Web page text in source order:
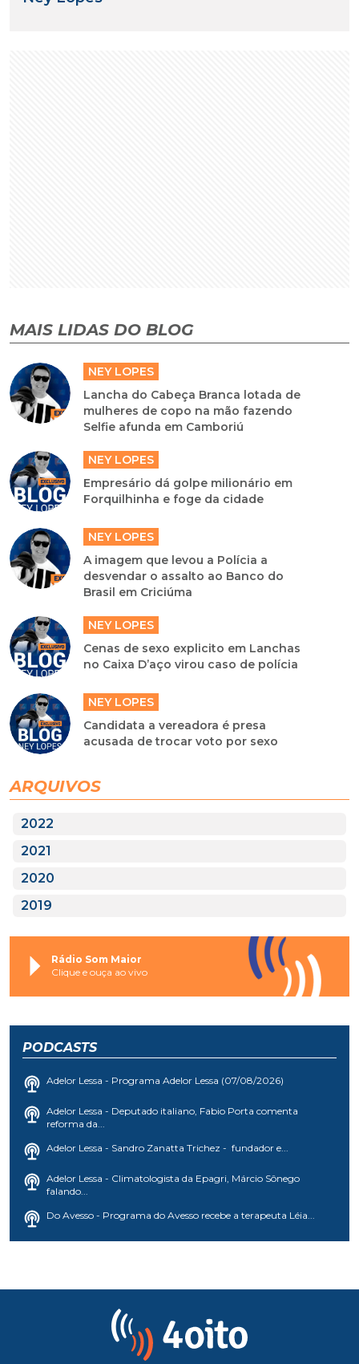
MAIS LIDAS DO BLOG
NEY LOPES
Lancha do Cabeça Branca lotada de
mulheres de copo na mão fazendo
Selfie afunda em Camboriú
NEY LOPES
Empresário dá golpe milionário em
Forquilhinha e foge da cidade
NEY LOPES
A imagem que levou a Polícia a
desvendar o assalto ao Banco do
Brasil em Criciúma
NEY LOPES
Cenas de sexo explicito em Lanchas
no Caixa D’aço virou caso de polícia
NEY LOPES
Candidata a vereadora é presa
acusada de trocar voto por sexo
ARQUIVOS
2022
2021
2020
2019
Rádio Som Maior
Clique e ouça ao vivo
PODCASTS
Adelor Lessa - Programa Adelor Lessa (07/08/2026)
Adelor Lessa - Deputado italiano, Fabio Porta comenta
reforma da...
Adelor Lessa - Sandro Zanatta Trichez - fundador e...
Adelor Lessa - Climatologista da Epagri, Márcio Sônego
falando...
Do Avesso - Programa do Avesso recebe a terapeuta Léia...